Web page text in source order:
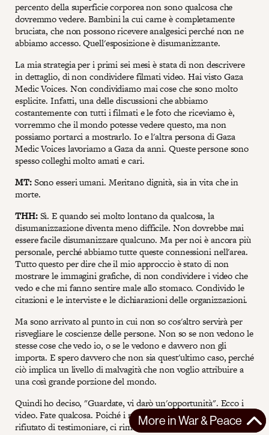
percento della superficie corporea non sono qualcosa che
dovremmo vedere. Bambini la cui carne è completamente
bruciata, che non possono ricevere analgesici perché non ne
abbiamo accesso. Quell'esposizione è disumanizzante.
La mia strategia per i primi sei mesi è stata di non descrivere
in dettaglio, di non condividere filmati video. Hai visto Gaza
Medic Voices. Non condividiamo mai cose che sono molto
esplicite. Infatti, una delle discussioni che abbiamo
costantemente con tutti i filmati e le foto che riceviamo è,
vorremmo che il mondo potesse vedere questo, ma non
possiamo portarci a mostrarlo. Io e l'altra persona di Gaza
Medic Voices lavoriamo a Gaza da anni. Queste persone sono
spesso colleghi molto amati e cari.
MT:Sono esseri umani. Meritano dignità, sia in vita che in
morte.
THH:Sì. E quando sei molto lontano da qualcosa, la
disumanizzazione diventa meno difficile. Non dovrebbe mai
essere facile disumanizzare qualcuno. Ma per noi è ancora più
personale, perché abbiamo tutte queste connessioni nell'area.
Tutto questo per dire che il mio approccio è stato di non
mostrare le immagini grafiche, di non condividere i video che
vedo e che mi fanno sentire male allo stomaco. Condivido le
citazioni e le interviste e le dichiarazioni delle organizzazioni.
Ma sono arrivato al punto in cui non so cos'altro servirà per
risvegliare le coscienze delle persone. Non so se non vedono le
stesse cose che vedo io, o se le vedono e davvero non gli
importa. E spero davvero che non sia quest'ultimo caso, perché
ciò implica un livello di malvagità che non voglio attribuire a
una così grande porzione del mondo.
Quindi ho deciso, "Guardate, vi darò un'opportunità". Ecco i
video. Fate qualcosa. Poiché i media mainstream hanno
rifiutato di testimoniare, ci rimane il fardello di testimoniare.
More inWar & Peace